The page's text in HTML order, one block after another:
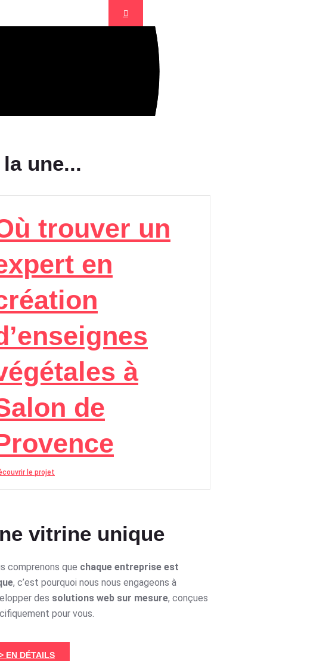
de
la une...
trouver un
en
à
de
le projet
vitrine unique
comprenons que chaque entreprise est
, c’est pourquoi nous nous engageons à
des solutions web sur mesure, conçues
pour vous.
EN DÉTAILS